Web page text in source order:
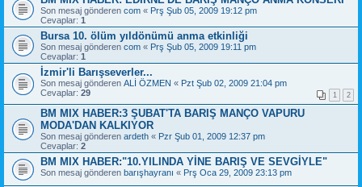
Son mesaj gönderen com « Prş Şub 05, 2009 19:12 pm
Cevaplar: 1
Bursa 10. ölüm yıldönümü anma etkinliği
Son mesaj gönderen com « Prş Şub 05, 2009 19:11 pm
Cevaplar: 1
İzmir'li Barışseverler...
Son mesaj gönderen ALİ ÖZMEN « Pzt Şub 02, 2009 21:04 pm
Cevaplar: 29 1 2
BM MIX HABER:3 ŞUBAT'TA BARIŞ MANÇO VAPURU
MODA'DAN KALKIYOR
Son mesaj gönderen ardeth « Pzr Şub 01, 2009 12:37 pm
Cevaplar: 2
BM MIX HABER:"10.YILINDA YİNE BARIŞ VE SEVGİYLE"
Son mesaj gönderen barışhayranı « Prş Oca 29, 2009 23:13 pm